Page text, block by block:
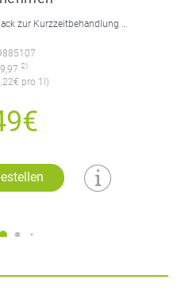
Schlafsaft mit Kirschgeschmack zur Kurzzeitbehandlung von Schlafstörungen. Für Erwachsene.
2)
pro 1l)